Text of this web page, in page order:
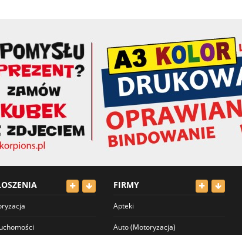
FIRMY
Apteki
Auto (Motoryzacja)